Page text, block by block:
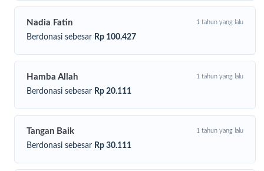
Nadia Fatin 1 tahun yang lalu
Berdonasi sebesar Rp 100.427
Hamba Allah 1 tahun yang lalu
Berdonasi sebesar Rp 20.111
Tangan Baik 1 tahun yang lalu
Berdonasi sebesar Rp 30.111